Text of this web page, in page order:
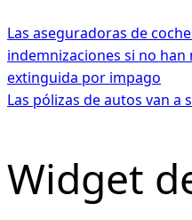
Las aseguradoras de
indemnizaciones si no
extinguida por impago
Las pólizas de autos van a
Widget